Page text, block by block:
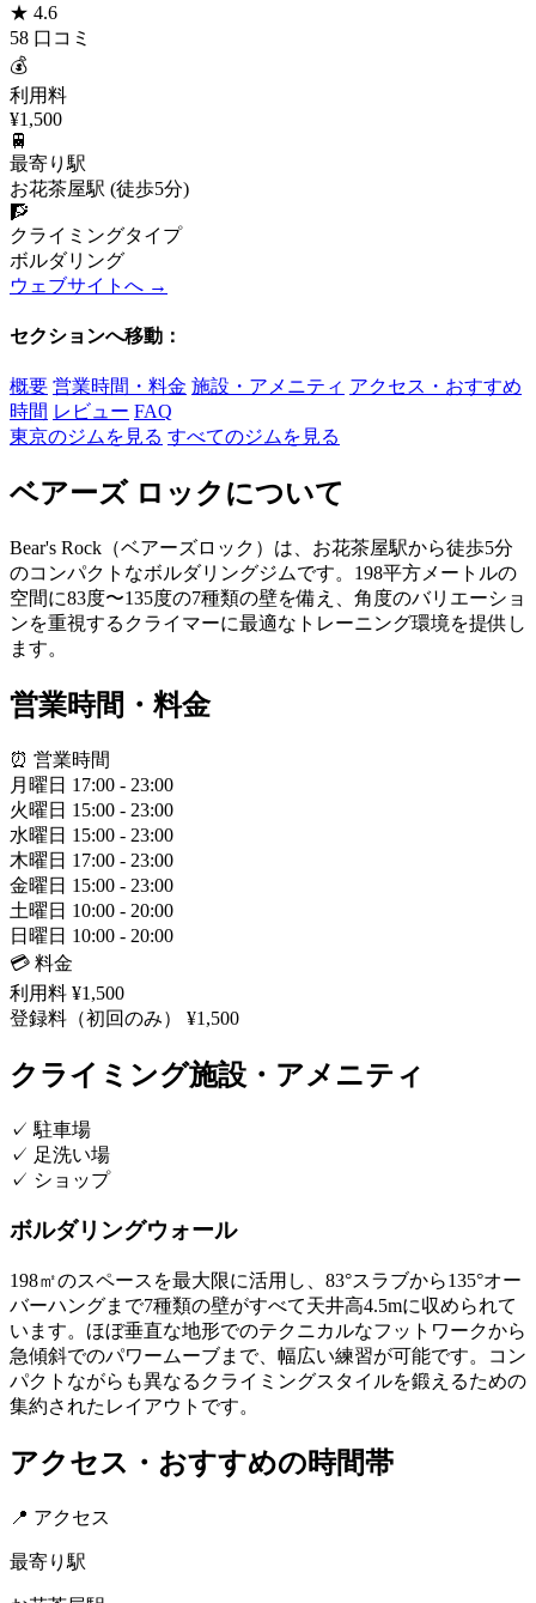
★ 4.6
58 口コミ
💰
利用料
¥1,500
🚆
最寄り駅
お花茶屋駅 (徒歩5分)
🧗
クライミングタイプ
ボルダリング
ウェブサイトへ →
セクションへ移動：
概要 営業時間・料金 施設・アメニティ アクセス・おすすめ
時間 レビュー FAQ
東京のジムを見る すべてのジムを見る
ベアーズ ロックについて
Bear's Rock（ベアーズロック）は、お花茶屋駅から徒歩5分
のコンパクトなボルダリングジムです。198平方メートルの
空間に83度〜135度の7種類の壁を備え、角度のバリエーショ
ンを重視するクライマーに最適なトレーニング環境を提供し
ます。
営業時間・料金
⏰ 営業時間
月曜日 17:00 - 23:00
火曜日 15:00 - 23:00
水曜日 15:00 - 23:00
木曜日 17:00 - 23:00
金曜日 15:00 - 23:00
土曜日 10:00 - 20:00
日曜日 10:00 - 20:00
💳 料金
利用料 ¥1,500
登録料（初回のみ）
¥1,500
クライミング施設・アメニティ
✓ 駐車場
✓ 足洗い場
✓ ショップ
ボルダリングウォール
198㎡のスペースを最大限に活用し、83°スラブから135°オー
バーハングまで7種類の壁がすべて天井高4.5mに収められて
います。ほぼ垂直な地形でのテクニカルなフットワークから
急傾斜でのパワームーブまで、幅広い練習が可能です。コン
パクトながらも異なるクライミングスタイルを鍛えるための
集約されたレイアウトです。
アクセス・おすすめの時間帯
📍 アクセス
最寄り駅